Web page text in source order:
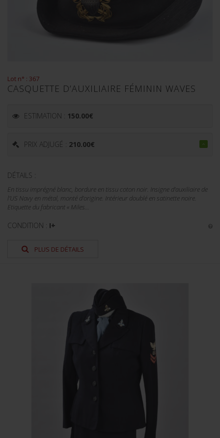
Lot n° : 367
CASQUETTE D’AUXILIAIRE FÉMININ WAVES
ESTIMATION : 150.00€
PRIX ADJUGÉ : 210.00€
DÉTAILS :
En tissu imprégné blanc, bordure en tissu coton noir. Insigne d’auxiliaire de
l’US Navy en métal, monté d’origine. Intérieur doublé en satinette noire.
Etiquette du fabricant « Miles...
CONDITION : I+
PLUS DE DÉTAILS